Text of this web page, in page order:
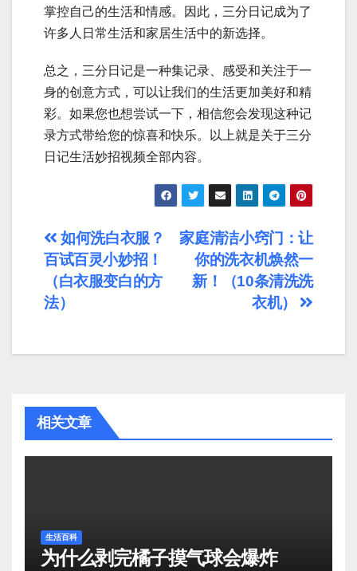
掌控自己的生活和情感。因此，三分日记成为了
许多人日常生活和家居生活中的新选择。
总之，三分日记是一种集记录、感受和关注于一
身的创意方式，可以让我们的生活更加美好和精
彩。如果您也想尝试一下，相信您会发现这种记
录方式带给您的惊喜和快乐。以上就是关于三分
日记生活妙招视频全部内容。
文
章
导
家庭清洁小窍门：让
你的洗衣机焕然一
新！（10条清洗洗
衣机）
如何洗白衣服？
百试百灵小妙招！
（白衣服变白的方
法）
相关文章
生活百科
为什么剥完橘子摸气球会爆炸